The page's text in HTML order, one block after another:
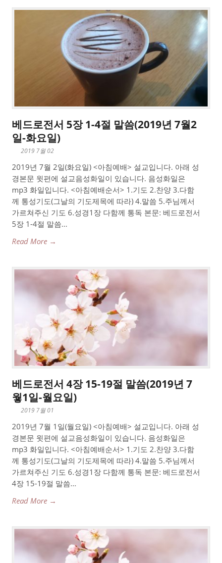
베드로전서 5장 1-4절 말씀(2019년 7월2
일-화요일)
2019 7월 02
2019년 7월 2일(화요일) <아침예배> 설교입니다. 아래 성
경본문 윗편에 설교음성화일이 있습니다. 음성화일은
mp3 화일입니다. <아침예배순서> 1.기도 2.찬양 3.다함
께 통성기도(그날의 기도제목에 따라) 4.말씀 5.주님께서
가르쳐주신 기도 6.성경1장 다함께 통독 본문: 베드로전서
5장 1-4절 말씀...
Read More →
베드로전서 4장 15-19절 말씀(2019년 7
웧1일-월요일)
2019 7월 01
2019년 7월 1일(월요일) <아침예배> 설교입니다. 아래 성
경본문 윗편에 설교음성화일이 있습니다. 음성화일은
mp3 화일입니다. <아침예배순서> 1.기도 2.찬양 3.다함
께 통성기도(그날의 기도제목에 따라) 4.말씀 5.주님께서
가르쳐주신 기도 6.성경1장 다함께 통독 본문: 베드로전서
4장 15-19절 말씀...
Read More →